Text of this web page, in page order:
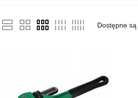
Dostępne są